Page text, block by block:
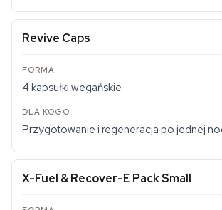
Revive Caps
4 kapsułki wegańskie
Przygotowanie i regeneracja po jednej
X-Fuel & Recover-E Pack Small